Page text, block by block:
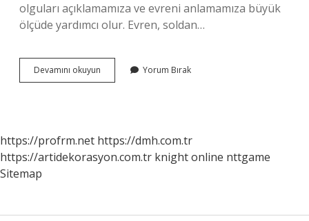
olguları açıklamamıza ve evreni anlamamıza büyük
ölçüde yardımcı olur. Evren, soldan…
Devamını okuyun
Değeri
Yorum Bırak
https://profrm.net https://dmh.com.tr
https://artidekorasyon.com.tr knight online nttgame
Sitemap